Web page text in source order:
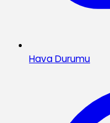
Hava Durumu